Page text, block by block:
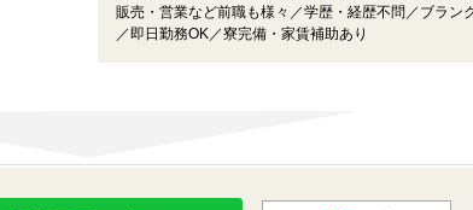
販売・営業など前職も様々／学歴・経歴不問／ブラン
／即日勤務OK／寮完備・家賃補助あり